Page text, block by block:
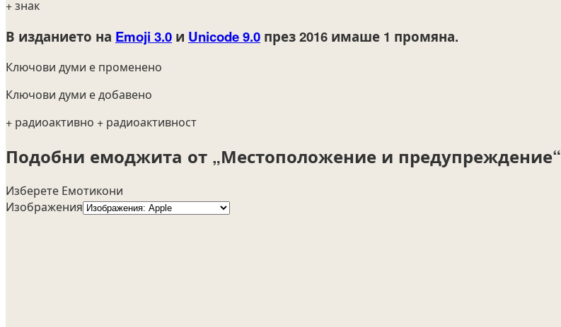
+ знак
В изданието на Emoji 3.0 и Unicode 9.0 през 2016 имаше 1 промяна.
Ключови думи е променено
Ключови думи е добавено
+ радиоактивно + радиоактивност
Подобни емоджита от „Местоположение и предупреждение“
Изберете Емотикони
Изображения